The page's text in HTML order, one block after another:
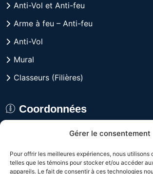
Gérer le consentement
Pour offrir les meilleures expériences, nous utilisons
telles que les témoins pour stocker et/ou accéder
appareils. Le fait de consentir à ces technologies
Anti-Vol et Anti-feu
Arme à feu – Anti-feu
Anti-Vol
Mural
Classeurs (Filières)
Coordonnées
8029 rue Alfred, Anjou,
Du lundi au vendredi